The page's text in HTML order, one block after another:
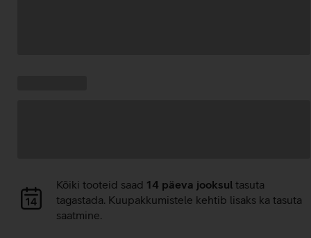
Andmete
laadimine
Kõiki tooteid saad 14 päeva jooksul tasuta
tagastada. Kuupakkumistele kehtib lisaks ka tasuta
saatmine.